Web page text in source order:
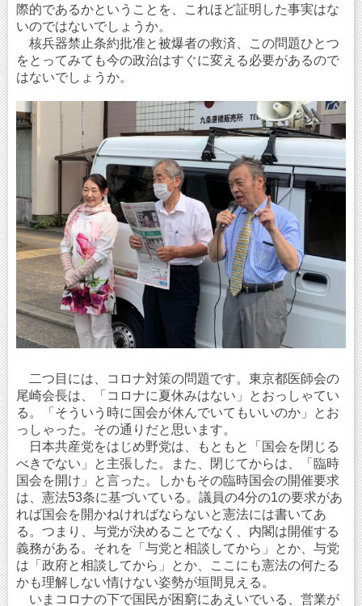
際的であるかということを、これほど証明した事実はな
いのではないでしょうか。
核兵器禁止条約批准と被爆者の救済、この問題ひとつ
をとってみても今の政治はすぐに変える必要があるので
はないでしょうか。
二つ目には、コロナ対策の問題です。東京都医師会の
尾崎会長は、「コロナに夏休みはない」とおっしゃてい
る。「そういう時に国会が休んでいてもいいのか」とお
っしゃった。その通りだと思います。
日本共産党をはじめ野党は、もともと「国会を閉じる
べきでない」と主張した。また、閉じてからは、「臨時
国会を開け」と言った。しかもその臨時国会の開催要求
は、憲法53条に基づいている。議員の4分の1の要求があ
れば国会を開かねければならないと憲法には書いてあ
る。つまり、与党が決めることでなく、内閣は開催する
義務がある。それを「与党と相談してから」とか、与党
は「政府と相談してから」とか、ここにも憲法の何たる
かも理解しない情けない姿勢が垣間見える。
いまコロナの下で国民が困窮にあえいでいる、営業が